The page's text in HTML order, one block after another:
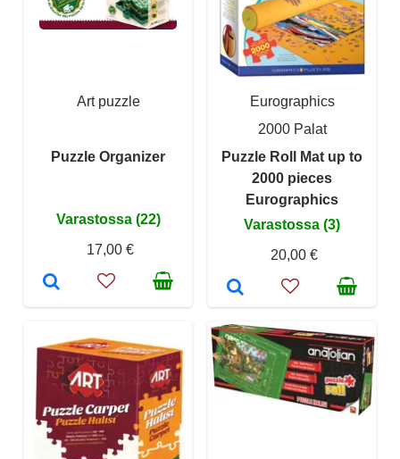
Art puzzle
Puzzle Organizer
Varastossa (22)
17,00 €
Eurographics
2000 Palat
Puzzle Roll Mat up to
2000 pieces
Eurographics
Varastossa (3)
20,00 €